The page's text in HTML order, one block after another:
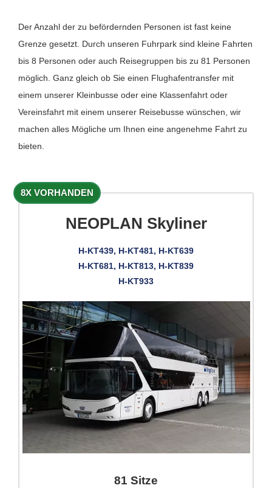
Der Anzahl der zu befördernden Personen ist fast keine
Grenze gesetzt. Durch unseren Fuhrpark sind kleine Fahrten
bis 8 Personen oder auch Reisegruppen bis zu 81 Personen
möglich. Ganz gleich ob Sie einen Flughafentransfer mit
einem unserer Kleinbusse oder eine Klassenfahrt oder
Vereinsfahrt mit einem unserer Reisebusse wünschen, wir
machen alles Mögliche um Ihnen eine angenehme Fahrt zu
bieten.
8X VORHANDEN
NEOPLAN Skyliner
H-KT439, H-KT481, H-KT639
H-KT681, H-KT813, H-KT839
H-KT933
81 Sitze